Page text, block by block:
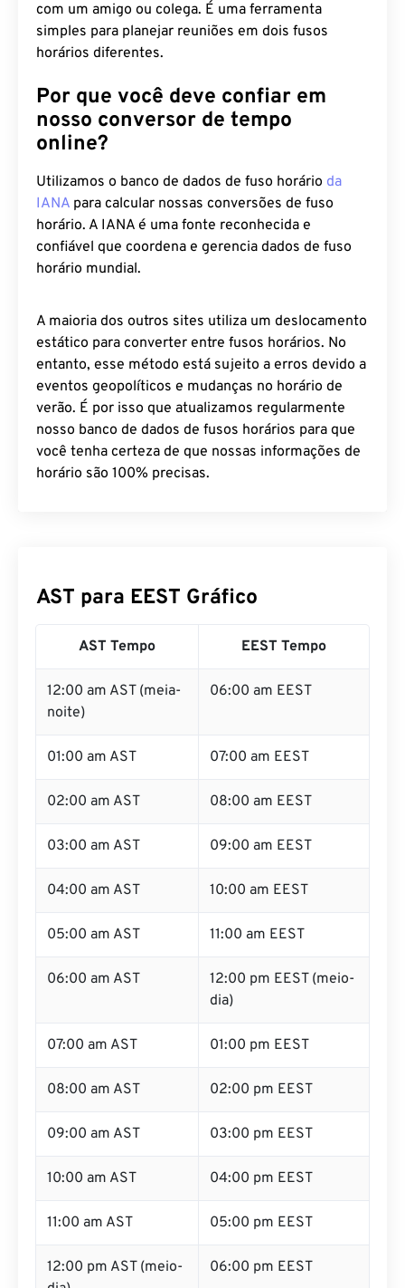
com um amigo ou colega. É uma ferramenta
simples para planejar reuniões em dois fusos
horários diferentes.
Por que você deve confiar em
nosso conversor de tempo
online?
Utilizamos o banco de dados de fuso horário da
IANA para calcular nossas conversões de fuso
horário. A IANA é uma fonte reconhecida e
confiável que coordena e gerencia dados de fuso
horário mundial.
A maioria dos outros sites utiliza um deslocamento
estático para converter entre fusos horários. No
entanto, esse método está sujeito a erros devido a
eventos geopolíticos e mudanças no horário de
verão. É por isso que atualizamos regularmente
nosso banco de dados de fusos horários para que
você tenha certeza de que nossas informações de
horário são 100% precisas.
AST para EEST Gráfico
AST Tempo EEST Tempo
12:00 am AST (meia-
noite)
06:00 am EEST
01:00 am AST 07:00 am EEST
02:00 am AST 08:00 am EEST
03:00 am AST 09:00 am EEST
04:00 am AST 10:00 am EEST
05:00 am AST 11:00 am EEST
06:00 am AST
12:00 pm EEST (meio-
dia)
07:00 am AST 01:00 pm EEST
08:00 am AST 02:00 pm EEST
09:00 am AST 03:00 pm EEST
10:00 am AST 04:00 pm EEST
11:00 am AST 05:00 pm EEST
12:00 pm AST (meio-
06:00 pm EEST